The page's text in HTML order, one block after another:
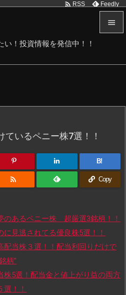
！投資情報を発信中！！

前へ
 RSS Feedly
ているペニー株7選！！
B!
 Copy
のあるペニー株 超厳選3銘柄！！
に見逃されてる優良株5選！！
配当株３選！！配当利回りだけで
柄”
株5選！配当金と値上がり益の両方
選！！